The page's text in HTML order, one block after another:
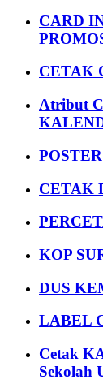
CARD
CETAK
Atribut
CETAK
KOP
DUS
LABEL
Cetak
Sekolah